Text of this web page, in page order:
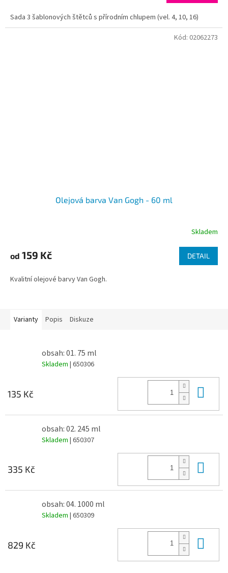
Sada 3 šablonových štětců s přírodním chlupem (vel. 4, 10, 16)
Olejová barva Van Gogh - 60 ml
Skladem
od 159 Kč DETAIL
Kvalitní olejové barvy Van Gogh.
Kód: 02062273
Varianty Popis Diskuze
obsah: 01. 75 ml
Skladem | 650306
135 Kč
obsah: 02. 245 ml
Skladem | 650307
335 Kč
obsah: 04. 1000 ml
Skladem | 650309
829 Kč